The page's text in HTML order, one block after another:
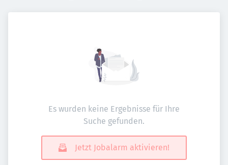
Es wurden keine Ergebnisse für Ihre
Suche gefunden.
Jetzt Jobalarm aktivieren!